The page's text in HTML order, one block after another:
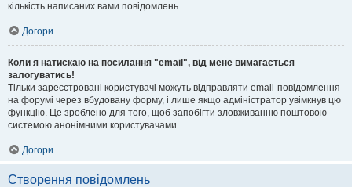
кількість написаних вами повідомлень.
Догори
Коли я натискаю на посилання "email", від мене вимагається
залогуватись!
Тільки зареєстровані користувачі можуть відправляти email-повідомлення
на форумі через вбудовану форму, і лише якщо адміністратор увімкнув цю
функцію. Це зроблено для того, щоб запобігти зловживанню поштовою
системою анонімними користувачами.
Догори
Створення повідомлень